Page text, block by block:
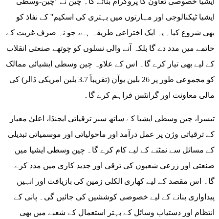
ایشیا ٹیکنالوجی اور مہارتوں میں بہتری کی اسکیم'' کے نفاذ کو
بھی شروع کیا۔ یہ ایک اختراعی طریقہ ہے، جو نہ صرف غربت کے
خاتمے میں مدد دے گا بلکہ آنے والی نسلوں کو چوتھے صنعتی انقلاب
کے لیے بھی تیار کرے گا۔ اس کے علاوہ چین وسطی ایشیائی ممالک
کو مجموعی طور پر 26 بلین یوآن (تقریباً 3.7 بلین امریکی ڈالر) کی
مالی معاونت اور گرانٹس فراہم کرے گا۔
کے ترقیاتی وژن پر عمل درآمد اور ماحولیاتی اور موسمیاتی تبدیلی
کے مسائل سے نمٹنے کے لیے کام کرے گا۔ چین وسطی ایشیا میں
صنعتی اور زرعی شعبوں کی ترقی اور جدید کاری میں مدد کرے
گا۔ اس مقصد کے لیے کھاری الکلی زمین کی بازیافت اور انہیں
پیداواری بنانے کے لیے خصوصی کوششیں کی جائیں گی۔ پانی کے
انتظام اور دستیاب وسائل کے بہتر استعمال کے شعبے میں بھی